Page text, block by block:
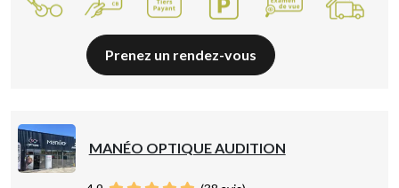
Prenez un rendez-vous
MANÉO OPTIQUE AUDITION